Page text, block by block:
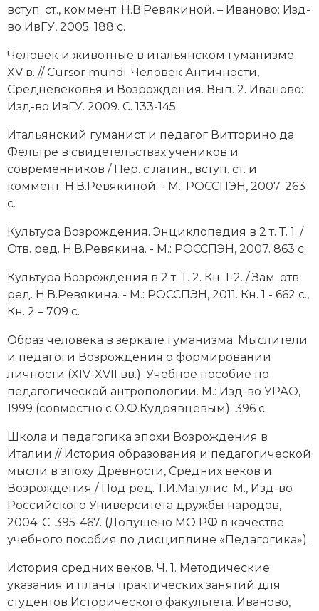
вступ. ст., коммент. Н.В.Ревякиной. – Иваново: Изд-
во ИвГУ, 2005. 188 с.
Человек и животные в итальянском гуманизме
XV в. // Сursor mundi. Человек Античности,
Средневековья и Возрождения. Вып. 2. Иваново:
Изд-во ИвГУ. 2009. С. 133-145.
Итальянский гуманист и педагог Витторино да
Фельтре в свидетельствах учеников и
современников / Пер. с латин., вступ. ст. и
коммент. Н.В.Ревякиной. - М.: РОССПЭН, 2007. 263
с.
Культура Возрождения. Энциклопедия в 2 т. Т. 1. /
Отв. ред. Н.В.Ревякина. - М.: РОССПЭН, 2007. 863 с.
Культура Возрождения в 2 т. Т. 2. Кн. 1-2. / Зам. отв.
ред. Н.В.Ревякина. - М.: РОССПЭН, 2011. Кн. 1 - 662 с.,
Кн. 2 – 709 с.
Образ человека в зеркале гуманизма. Мыслители
и педагоги Возрождения о формировании
личности (XIV-XVII вв.). Учебное пособие по
педагогической антропологии. М.: Изд-во УРАО,
1999 (совместно с О.Ф.Кудрявцевым). 396 с.
Школа и педагогика эпохи Возрождения в
Италии // История образования и педагогической
мысли в эпоху Древности, Средних веков и
Возрождения / Под ред. Т.И.Матулис. М., Изд-во
Российского Университета дружбы народов,
2004. С. 395-467. (Допущено МО РФ в качестве
учебного пособия по дисциплине «Педагогика»).
История средних веков. Ч. 1. Методические
указания и планы практических занятий для
студентов Исторического факультета. Иваново,